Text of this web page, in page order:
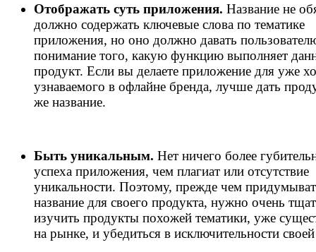
Отображать суть приложения. Название не
должно содержать ключевые слова по тематике
приложения, но оно должно давать
понимание того, какую функцию выполняет
продукт. Если вы делаете приложение для уже
узнаваемого в офлайне бренда, лучше дать
же название.
Быть уникальным. Нет ничего более
успеха приложения, чем плагиат или отсутствие
уникальности. Поэтому, прежде чем
название для своего продукта, нужно очень
изучить продукты похожей тематики, уже
на рынке, и убедиться в исключительности